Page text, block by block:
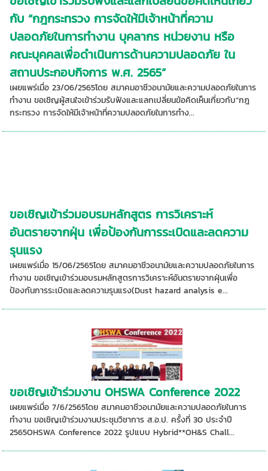
กับ “กฎกระทรวง การจัดให้มีเจ้าหน้าที่ความ
ปลอดภัยในการทำงาน บุคลากร หน่วยงาน หรือ
คณะบุคคลเพื่อดำเนินการด้านความปลอดภัย ใน
สถานประกอบกิจการ พ.ศ. 2565”
เผยแพร่เมื่อ 23/06/2565โดย สมาคมอาชีวอนามัยและความปลอดภัยในการ
ทำงาน ขอเชิญผู้สนใจเข้าร่วมรับฟังและแลกเปลี่ยนข้อคิดเห็นเกี่ยวกับ“กฎ
กระทรวง การจัดให้มีเจ้าหน้าที่ความปลอดภัยในการทำง...
ขอเชิญเข้าร่วมอบรมหลักสูตร การวิเคราะห์
อันตรายจากฝุ่น เพื่อป้องกันการระเบิดและลดความ
รุนแรง
เผยแพร่เมื่อ 15/06/2565โดย สมาคมอาชีวอนามัยและความปลอดภัยในการ
ทำงาน ขอเชิญเข้าร่วมอบรมหลักสูตรการวิเคราะห์อันตรายจากฝุ่นเพื่อ
ป้องกันการระเบิดและลดความรุนแรง(Dust hazard analysis e...
ขอเชิญเข้าร่วมงาน OHSWA Conference 2022
เผยแพร่เมื่อ 7/6/2565โดย สมาคมอาชีวอนามัยและความปลอดภัยในการ
ทำงาน ขอเชิญเข้าร่วมงานประชุมวิชาการ ส.อ.ป. ครั้งที่ 30 ประจำปี
2565OHSWA Conference 2022 รูปแบบ Hybrid**OH&S Chall...